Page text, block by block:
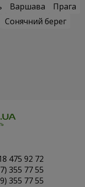
Варшава
Прага
Сонячний берег
475 92 72
355 77 55
355 77 55